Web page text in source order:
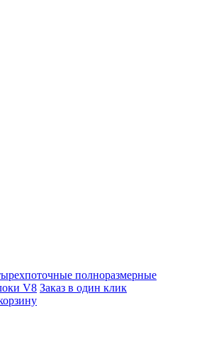
полноразмерные
V8 Заказ в один клик